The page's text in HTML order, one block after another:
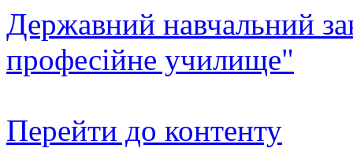
Державний навчальний
професійне училище"
Перейти до контенту